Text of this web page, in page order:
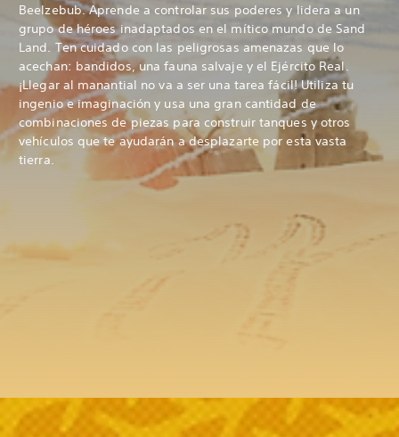
Beelzebub. Aprende a controlar sus poderes y lidera a un
grupo de héroes inadaptados en el mítico mundo de Sand
Land. Ten cuidado con las peligrosas amenazas que lo
acechan: bandidos, una fauna salvaje y el Ejército Real.
¡Llegar al manantial no va a ser una tarea fácil! Utiliza tu
ingenio e imaginación y usa una gran cantidad de
combinaciones de piezas para construir tanques y otros
vehículos que te ayudarán a desplazarte por esta vasta
tierra.